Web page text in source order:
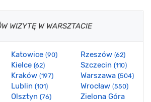
WIZYTĘ W WARSZTACIE
Katowice (90)
Kielce (62)
Kraków (197)
Lublin (101)
Olsztyn (76)
Rzeszów(62)
Szczecin(110)
Warszawa(504)
Wrocław(550)
Zielona Góra